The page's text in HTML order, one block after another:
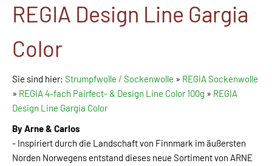
REGIA Design Line Gargia
Color
Sie sind hier: Strumpfwolle / Sockenwolle » REGIA Sockenwolle
» REGIA 4-fach Pairfect- & Design Line Color 100g » REGIA
Design Line Gargia Color
By Arne & Carlos
- Inspiriert durch die Landschaft von Finnmark im äußersten
Norden Norwegens entstand dieses neue Sortiment von ARNE